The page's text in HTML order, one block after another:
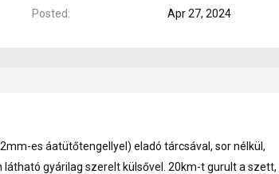
Posted Apr 27, 2024
es áatütőtengellyel) eladó tárcsával, sor nélkül,
gyárilag szerelt külsővel. 20km-t gurult a szett,